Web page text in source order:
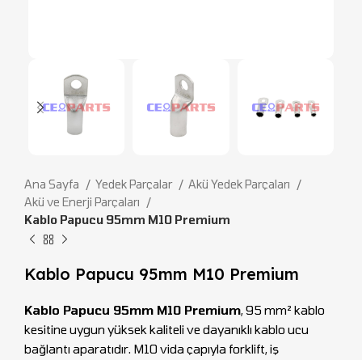
Ana Sayfa Yedek Parçalar
Akü Yedek Parçaları
Akü ve Enerji Parçaları
Kablo Papucu 95mm M10 Premium
Kablo Papucu 95mm M10 Premium
Kablo Papucu 95mm M10 Premium, 95 mm² kablo
kesitine uygun yüksek kaliteli ve dayanıklı kablo ucu
bağlantı aparatıdır. M10 vida çapıyla forklift, iş